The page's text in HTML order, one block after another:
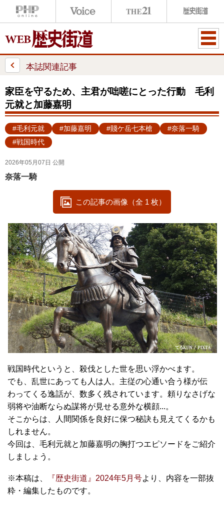
ME
本誌関連記事
家臣を守るため、主君が咄嗟にとった行動 毛利
元就と加藤嘉明
#毛利元就 #加藤嘉明 #賤ケ岳七本槍
#奈落一騎
#戦国時代
2026年05月07日 公開
奈落一騎
この記事の画像（全 1 枚）
戦国時代というと、殺伐とした世を思い浮かべます。
でも、乱世にあっても人は人。主従の心通い合う様が伝
わってくる逸話が、数多く残されています。頼りなさげな
弱将や油断ならぬ謀将が見せる意外な横顔...。
そこからは、人間関係を良好に保つ秘訣も見えてくるかも
しれません。
今回は、毛利元就と加藤嘉明の胸打つエピソードをご紹介
しましょう。
※本稿は、 『歴史街道』2024年5月号より、内容を一部抜
粋・編集したものです。